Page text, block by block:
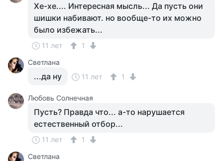
Хе-хе.... Интересная мысль... Да пусть они
шишки набивают. но вообще-то их можно
было избежать...
11 лет
1
Светлана
...да ну 11 лет 1
Любовь Солнечная
Пусть? Правда что... а-то нарушается
естественный отбор...
11 лет
1
Светлана